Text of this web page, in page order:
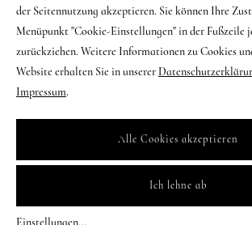
der Seitennutzung akzeptieren. Sie können Ihre
Menüpunkt "Cookie-Einstellungen" in der Fußzeile
zurückziehen. Weitere Informationen zu Cookies
Website erhalten Sie in unserer
Impressum.
Einstellungen...
Ich lehne ab
Alle Cookies akzeptieren